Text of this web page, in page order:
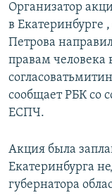
Организатор
в Екатеринбурге
Петрова
правам человека
сообщает РБК со
ЕСПЧ.
Акция была
Екатеринбурга
губернатора